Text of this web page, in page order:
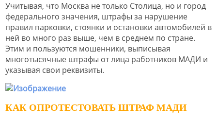
Учитывая, что Москва не только Столица, но и город
федерального значения, штрафы за нарушение
правил парковки, стоянки и остановки автомобилей в
ней во много раз выше, чем в среднем по стране.
Этим и пользуются мошенники, выписывая
многотысячные штрафы от лица работников МАДИ и
указывая свои реквизиты.
КАК ОПРОТЕСТОВАТЬ ШТРАФ МАДИ